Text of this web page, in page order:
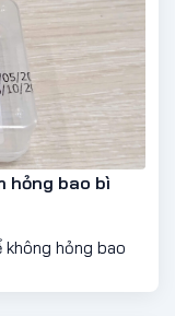
hỏng bao bì
hỏng bao